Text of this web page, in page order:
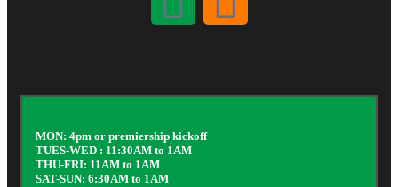
MON: 4pm or premiership kickoff
TUES-WED : 11:30AM to 1AM
THU-FRI: 11AM to 1AM
SAT-SUN: 6:30AM to 1AM